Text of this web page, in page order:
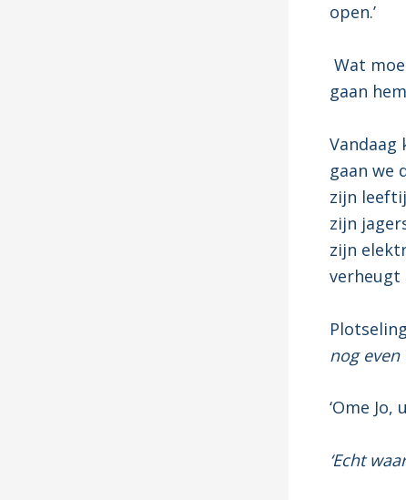
open.’
Wat
gaan
Vandaag
gaan we
zijn
zijn
zijn
verheugt
nog even
‘Ome
‘Echt